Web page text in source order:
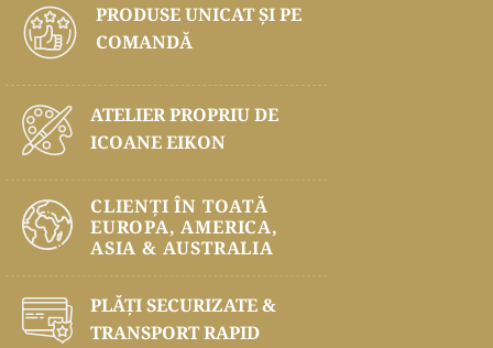
PRODUSE UNICAT ŞI PE
COMANDĂ
ATELIER PROPRIU DE
ICOANE EIKON
CLIENȚI ÎN TOATĂ
EUROPA, AMERICA,
ASIA & AUSTRALIA
PLĂŢI SECURIZATE &
TRANSPORT RAPID